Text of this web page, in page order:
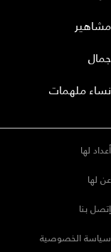
مشاهير
جمال
نساء ملهمات
أعداد لها
عن لها
إتصل بنا
سياسة الخصوصية